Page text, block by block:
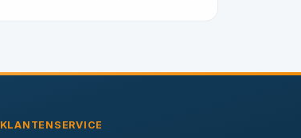
KLANTENSERVICE